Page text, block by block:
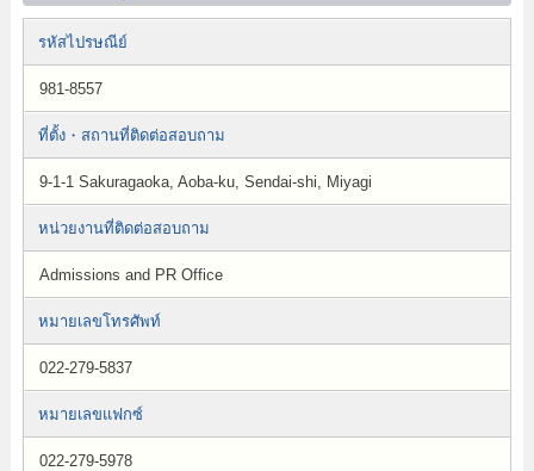
รหัสไปรษณีย์
981-8557
ที่ตั้ง・สถานที่ติดต่อสอบถาม
9-1-1 Sakuragaoka, Aoba-ku, Sendai-shi, Miyagi
หน่วยงานที่ติดต่อสอบถาม
Admissions and PR Office
หมายเลขโทรศัพท์
022-279-5837
หมายเลขแฟกซ์
022-279-5978